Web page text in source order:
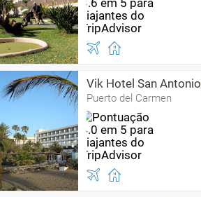
Vik Hotel San Antonio
Puerto del Carmen